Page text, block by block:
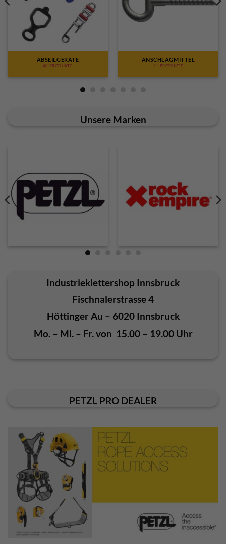
ABSEILGERÄTE
48 PRODUKTE
ANSCHLAGMITTEL
21 PRODUKTE
Unsere Marken
Industrieklettershop Innsbruck
Fischnalerstrasse 4
Höttinger Au – 6020 Innsbruck
Mo. – Mi. – Fr. von 15.00 – 19.00 Uhr
PETZL PRO DEALER